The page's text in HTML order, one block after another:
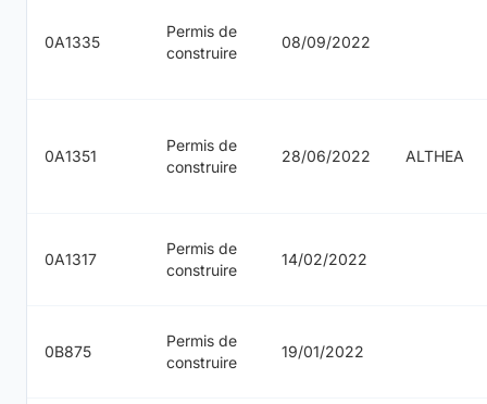
0A1335
Permis de
construire
08/09/2022
0A1351
Permis de
construire
28/06/2022 ALTHEA
0A1317
Permis de
construire
14/02/2022
0B875
Permis de
construire
19/01/2022